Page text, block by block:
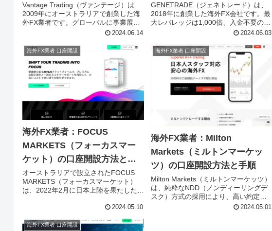
Vantage Trading（ヴァンテージ）は
2009年にオーストラリアで創業した海
外FX業者です。グローバルに事業展開
しており、利用可能な国は世界172カ国
サービスが注目を集めています。
Vantage Tradingの口座開設手順を画像
で紹介します。
2024.06.14
GENETRADE（ジェネトレード）は、
2018年に創業した海外FX会社です。最
大レバレッジは1,000倍、入金不要の口
座開設ボーナスや入金ボーナスなど、
は、登録手続き後、メール認証をして
ログインをするだけなので簡単です。
GENETRADEの口座開設手順を画像で
紹介します。
2024.06.03
海外FX業者 口座開設
海外FX業者：FOCUS
MARKETS（フォーカスマー
ケット）の口座開設方法と手
順
オーストラリアで設立されたFOCUS
MARKETS（フォーカスマーケット）
は、2022年2月に日本上陸を果たした海
以上の豊富さは随一で、米国株は650種
類以上、仮想通貨CFD銘柄は350種類以
上取り扱っています。FOCUS
2024.05.10
海外FX業者 口座開設
海外FX業者：Milton
Markets（ミルトンマーケッ
ツ）の口座開設方法と手順
Milton Markets（ミルトンマーケッツ）
は、純粋なNDD（ノンディーリングデ
スク）方式の採用により、高い約定率
とリクオートのない透明性の高い取引
2024.05.01
海外FX業者 口座開設